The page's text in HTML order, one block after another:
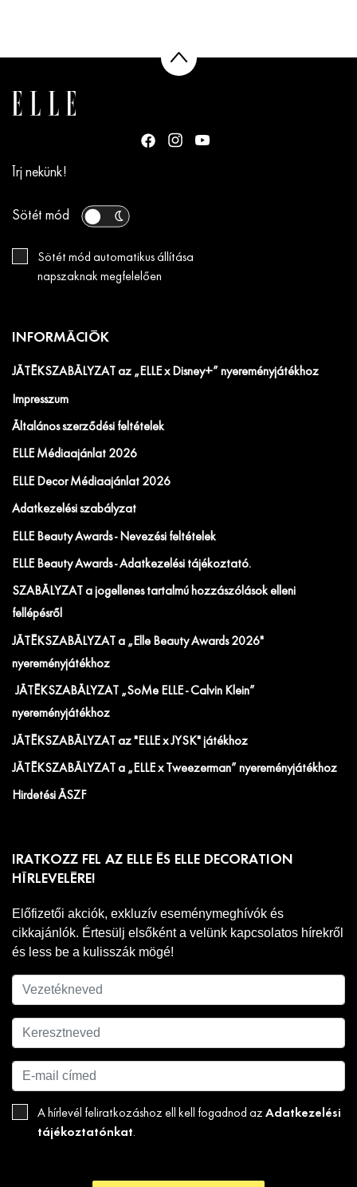
Írj nekünk!
Sötét mód
Sötét mód automatikus állítása
napszaknak megfelelően
INFORMÁCIÓK
JÁTÉKSZABÁLYZAT az „ELLE x Disney+” nyereményjátékhoz
Impresszum
Általános szerződési feltételek
ELLE Médiaajánlat 2026
ELLE Decor Médiaajánlat 2026
Adatkezelési szabályzat
ELLE Beauty Awards - Nevezési feltételek
ELLE Beauty Awards - Adatkezelési tájékoztató.
SZABÁLYZAT a jogellenes tartalmú hozzászólások elleni
fellépésről
JÁTÉKSZABÁLYZAT a „Elle Beauty Awards 2026"
nyereményjátékhoz
JÁTÉKSZABÁLYZAT „SoMe ELLE - Calvin Klein”
nyereményjátékhoz
JÁTÉKSZABÁLYZAT az "ELLE x JYSK" játékhoz
JÁTÉKSZABÁLYZAT a „ELLE x Tweezerman” nyereményjátékhoz
Hirdetési ÁSZF
IRATKOZZ FEL AZ ELLE ÉS ELLE DECORATION
HÍRLEVELÉRE!
Előfizetői akciók, exkluzív eseménymeghívók és
cikkajánlók. Értesülj elsőként a velünk kapcsolatos hírekről
és less be a kulisszák mögé!
A hírlevél feliratkozáshoz ell kell fogadnod az Adatkezelési
tájékoztatónkat.